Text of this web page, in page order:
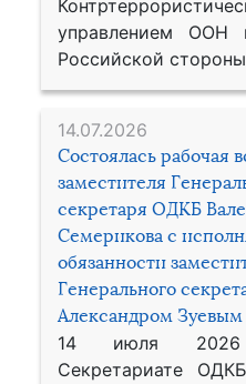
управлением ООН
Российской
14.07.2026
Состоялась рабочая
заместителя
секретаря ОДКБ
Семерикова с
обязанности
Генерального
Александром Зуевым
14 июля
Секретариате